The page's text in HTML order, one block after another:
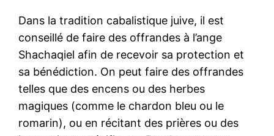
Dans la tradition cabalistique juive, il est
conseillé de faire des offrandes à l’ange
Shachaqiel afin de recevoir sa protection et
sa bénédiction. On peut faire des offrandes
telles que des encens ou des herbes
magiques (comme le chardon bleu ou le
romarin), ou en récitant des prières ou des